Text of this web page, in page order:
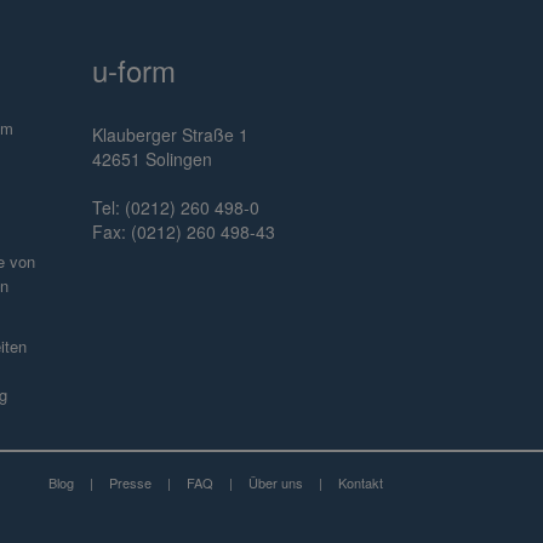
von
u-form
Klauberger Straße 1
42651 Solingen
Tel: (0212) 260 498-0
Fax: (0212) 260 498-43
Blog | Presse | FAQ | Über uns | Kontakt